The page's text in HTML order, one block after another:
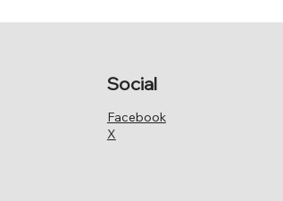
Facebook
X
Social